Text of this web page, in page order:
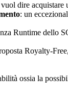
vuol dire acquistare
: un
Runtime dello
Royalty-Free
ossia la